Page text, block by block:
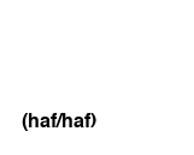
(haf/haf)